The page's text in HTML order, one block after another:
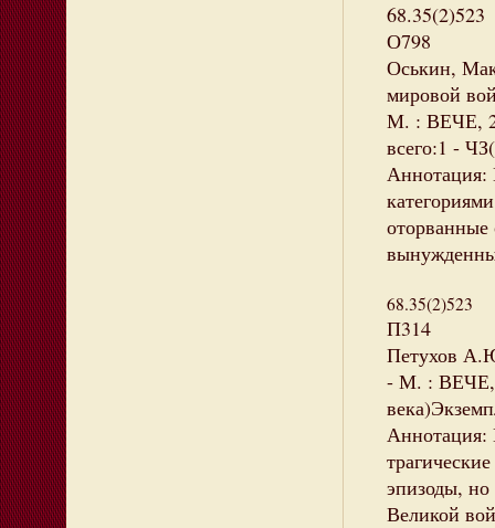
68.35(2)523
О798
Оськин,
мировой
М. : ВЕЧЕ,
всего:1 -
Аннотация:
68.35(2)523
П314
Петухов
- М. : ВЕЧЕ,
Аннотация:
эпизоды,
Великой